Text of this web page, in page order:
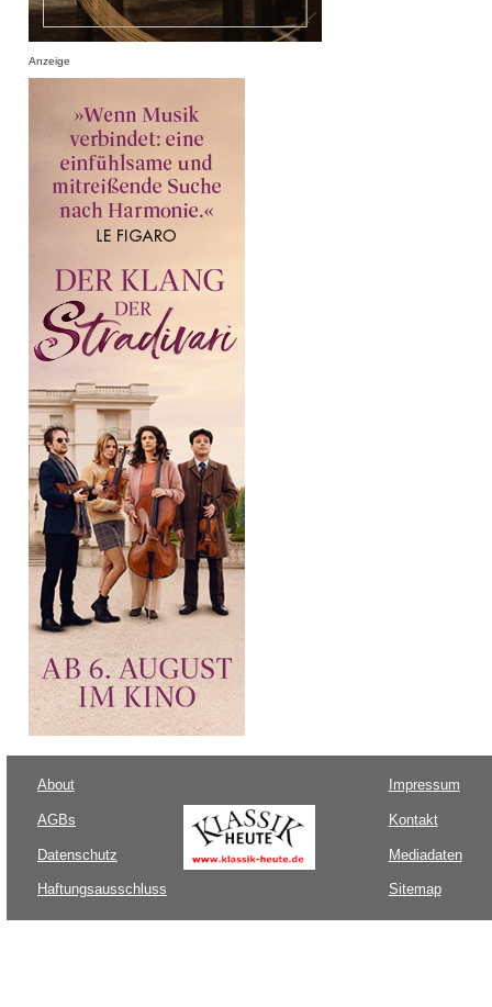
Anzeige
About
AGBs
Datenschutz
Haftungsausschluss
Impressum
Kontakt
Mediadaten
Sitemap